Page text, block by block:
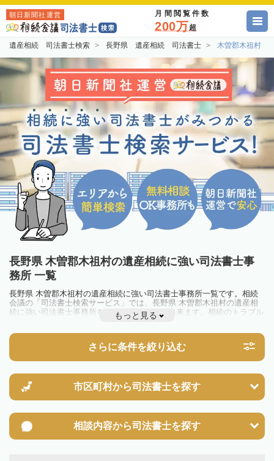
朝日新聞社運営 月間閲覧件数
200万超
遺産相続 司法書士検索 長野県 遺産相続 司法書士 木曽郡木祖村
長野県 木曽郡木祖村の遺産相続に強い司法書士事
務所 一覧
長野県 木曽郡木祖村の遺産相続に強い司法書士事務所一覧です。相続
会議の「司法書士検索サービス」では、長野県 木曽郡木祖村の遺産相
続に強い司法書士事務所を一覧で見ることが出来ます。相続のトラブル
やお悩みを抱えている方は一度近隣の司法書士に相談してみましょう。
もっと見る
さらに条件を絞り込む
市区町村から司法書士を探す
相談内容から司法書士を探す